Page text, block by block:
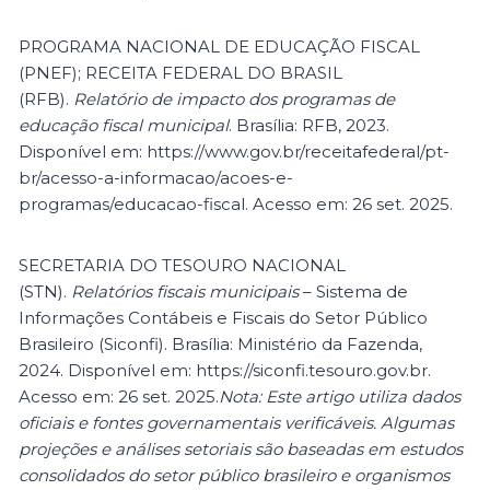
PROGRAMA NACIONAL DE EDUCAÇÃO FISCAL
(PNEF); RECEITA FEDERAL DO BRASIL
(RFB). Relatório de impacto dos programas de
educação fiscal municipal. Brasília: RFB, 2023.
Disponível em: https://www.gov.br/receitafederal/pt-
br/acesso-a-informacao/acoes-e-
programas/educacao-fiscal. Acesso em: 26 set. 2025.
SECRETARIA DO TESOURO NACIONAL
(STN). Relatórios fiscais municipais– Sistema de
Informações Contábeis e Fiscais do Setor Público
Brasileiro (Siconfi). Brasília: Ministério da Fazenda,
2024. Disponível em: https://siconfi.tesouro.gov.br.
Acesso em: 26 set. 2025.Nota: Este artigo utiliza dados
oficiais e fontes governamentais verificáveis. Algumas
projeções e análises setoriais são baseadas em estudos
consolidados do setor público brasileiro e organismos